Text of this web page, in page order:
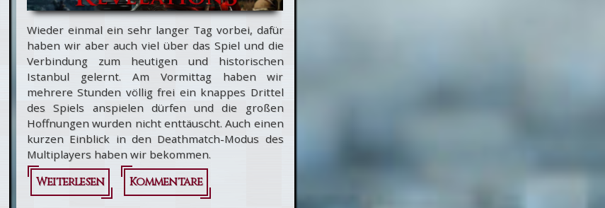
Wieder einmal ein sehr langer Tag vorbei, dafür
haben wir aber auch viel über das Spiel und die
Verbindung zum heutigen und historischen
Istanbul gelernt. Am Vormittag haben wir
mehrere Stunden völlig frei ein knappes Drittel
des Spiels anspielen dürfen und die großen
Hoffnungen wurden nicht enttäuscht. Auch einen
kurzen Einblick in den Deathmatch-Modus des
Multiplayers haben wir bekommen.
Weiterlesen
über
Kommentare